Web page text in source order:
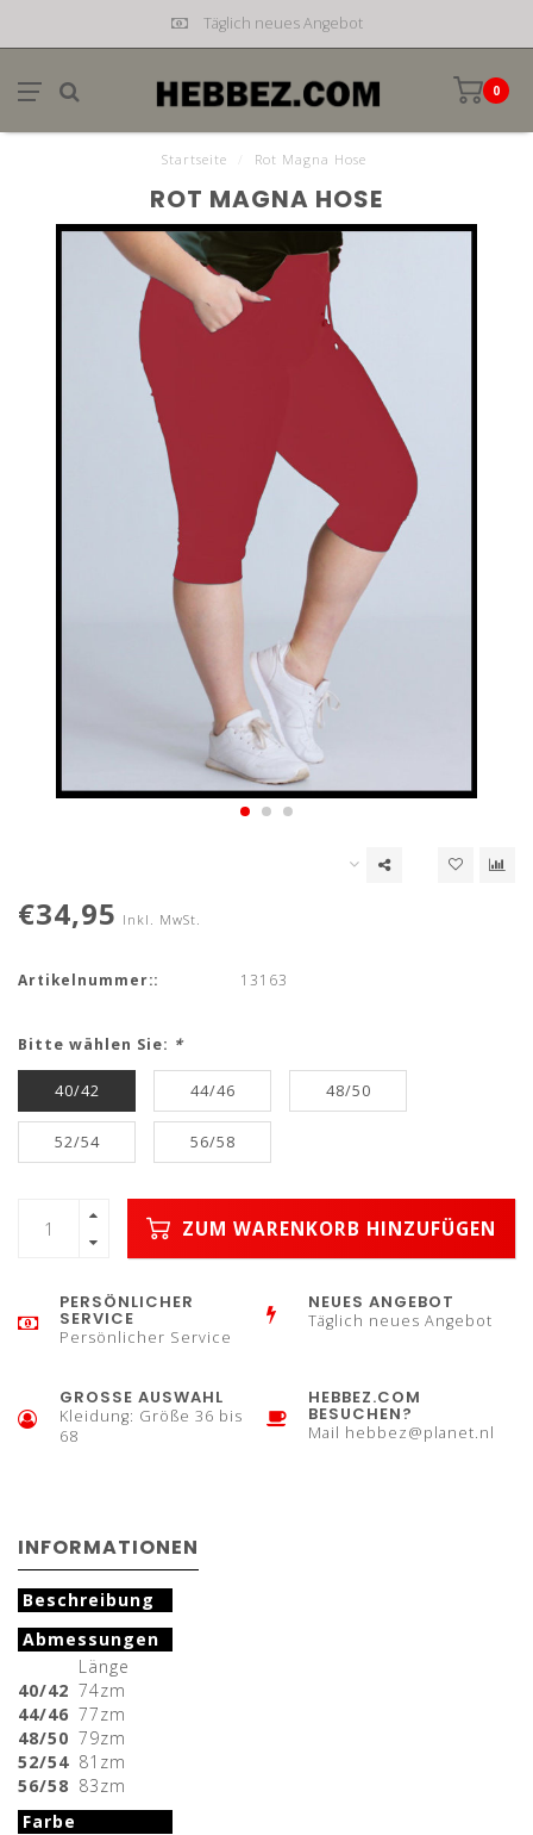
Täglich neues Angebot
0
Startseite Rot Magna Hose
ROT MAGNA HOSE
€34,95 Inkl. MwSt.
Artikelnummer:: 13163
Bitte wählen Sie: *
40/42 44/46 48/50
52/54 56/58
ZUM WARENKORB HINZUFÜGEN
PERSÖNLICHER
SERVICE
Persönlicher Service
NEUES ANGEBOT
Täglich neues Angebot
GROSSE AUSWAHL
Kleidung: Größe 36 bis
68
HEBBEZ.COM
BESUCHEN?
Mail hebbez@planet.nl
INFORMATIONEN
Beschreibung
Abmessungen
Länge
40/42 74zm
44/46 77zm
48/50 79zm
52/54 81zm
56/58 83zm
Farbe